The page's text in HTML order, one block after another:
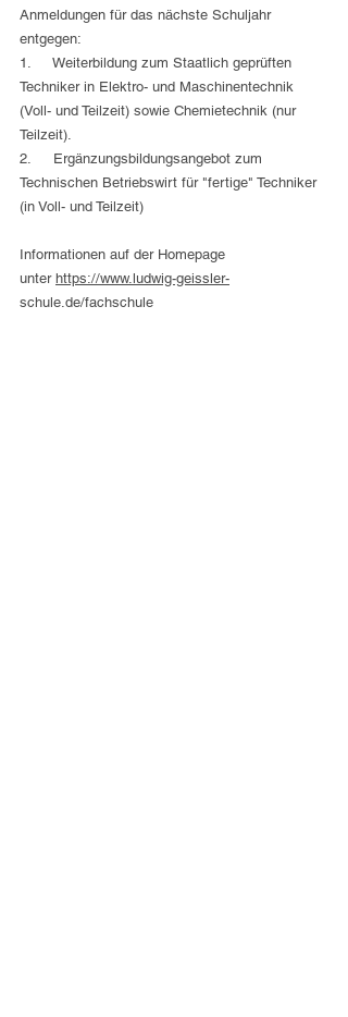
Anmeldungen für das nächste Schuljahr
entgegen:
1.     Weiterbildung zum Staatlich geprüften
Techniker in Elektro- und Maschinentechnik
(Voll- und Teilzeit) sowie Chemietechnik (nur
Teilzeit).
2.     Ergänzungsbildungsangebot zum
Technischen Betriebswirt für "fertige" Techniker
(in Voll- und Teilzeit)
Informationen auf der Homepage
unter https://www.ludwig-geissler-
schule.de/fachschule